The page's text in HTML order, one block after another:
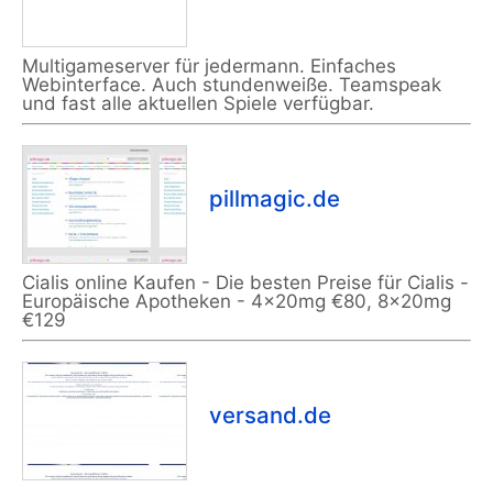
Multigameserver für jedermann. Einfaches
Webinterface. Auch stundenweiße. Teamspeak
und fast alle aktuellen Spiele verfügbar.
pillmagic.de
Cialis online Kaufen - Die besten Preise für Cialis -
Europäische Apotheken - 4x20mg €80, 8x20mg
€129
versand.de